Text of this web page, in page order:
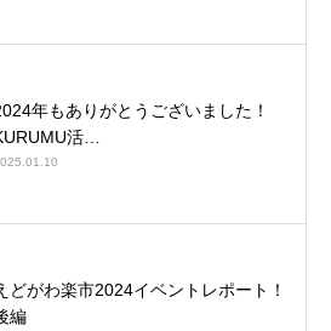
年もありがとうございました！
活…
どがわ楽市2024イベントレポート！
編